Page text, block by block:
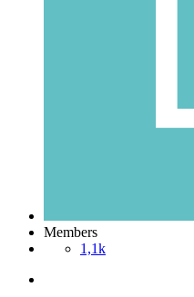
Members
1,1k